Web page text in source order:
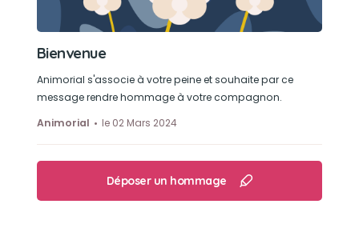
Bienvenue
Animorial s'associe à votre peine et souhaite par ce
message rendre hommage à votre compagnon.
Animorial
le 02 Mars 2024
Déposer un hommage